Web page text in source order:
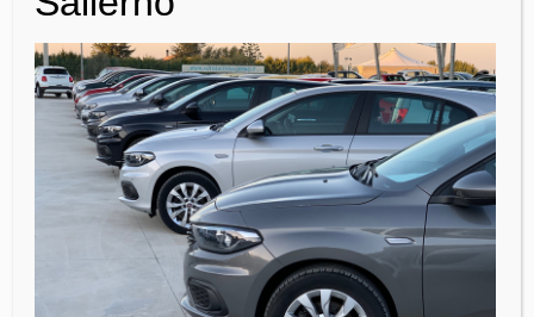
FIAT 500X 1.4 M.Air 140cv DCT
Lounge GUIDA A DX
14800